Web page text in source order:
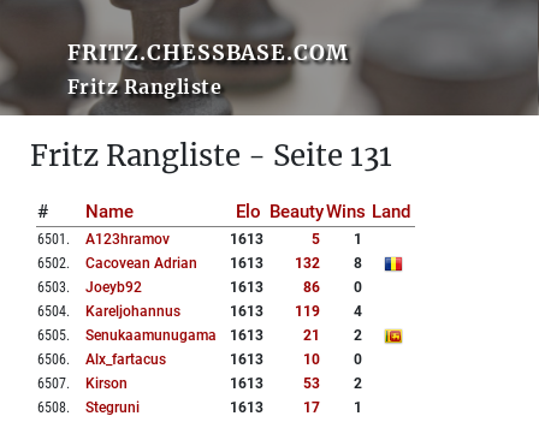
FRITZ.CHESSBASE.COM
Fritz Rangliste
Fritz Rangliste - Seite 131
# Name Elo BeautyWins Land
6501 . A123hramov 1613 5
1
6502. Cacovean Adrian 1613 132
8
6503. Joeyb92 1613 86
0
6504. Kareljohannus 1613 119
4
6505. Senukaamunugama 1613 21
2
6506. Alx_fartacus 1613 10
0
6507. Kirson 1613 53
2
6508. Stegruni 1613 17
1